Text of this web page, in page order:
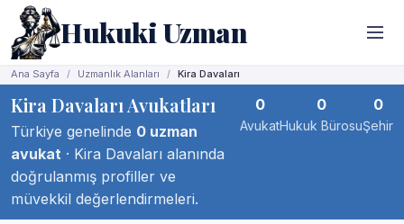
Hukuki Uzman
Ana Sayfa Uzmanlık Alanları Kira Davaları
Kira Davaları Avukatları
Türkiye genelinde 0 uzman
avukat · Kira Davaları alanında
doğrulanmış profiller ve
müvekkil değerlendirmeleri.
0
Avukat
0
Hukuk Bürosu
0
Şehir